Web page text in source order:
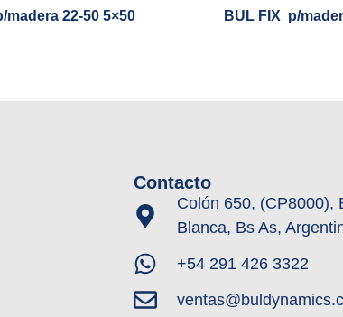
madera 22-50 5×50 BUL FIX p/
Contacto
Colón 650, (CP8000),
Blanca, Bs As,
+54 291 426 3322